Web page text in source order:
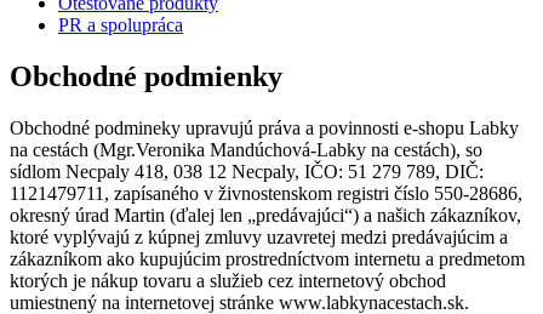
PR a spolupráca
Obchodné podmienky
Obchodné podmineky upravujú práva a povinnosti e-shopu Labky
na cestách (Mgr.Veronika Mandúchová-Labky na cestách), so
sídlom Necpaly 418, 038 12 Necpaly, IČO: 51 279 789, DIČ:
1121479711, zapísaného v živnostenskom registri číslo 550-28686,
okresný úrad Martin (ďalej len „predávajúci“) a našich zákazníkov,
ktoré vyplývajú z kúpnej zmluvy uzavretej medzi predávajúcim a
zákazníkom ako kupujúcim prostredníctvom internetu a predmetom
ktorých je nákup tovaru a služieb cez internetový obchod
umiestnený na internetovej stránke www.labkynacestach.sk.